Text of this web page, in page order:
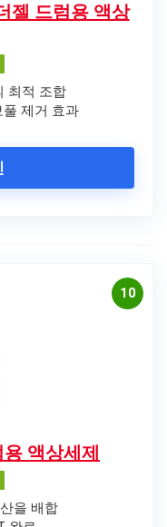
젤 드럼용 액상
최적 조합
제거 효과
10
액상세제
을 배합